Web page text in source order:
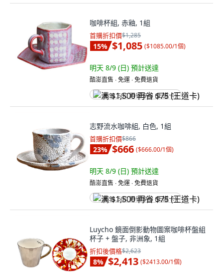
咖啡杯組, 赤釉, 1組
首購折扣價$1,285
15% $1,085 ($1085.00/1個)
明天 8/9 (日) 預計送達
酷澎直售 ∙ 免運 ∙ 免費退貨
满 $1,500 再省 $75 (王道卡)
志野流水咖啡組, 白色, 1組
首購折扣價$866
23% $666 ($666.00/1個)
明天 8/9 (日) 預計送達
酷澎直售 ∙ 免運 ∙ 免費退貨
满 $1,500 再省 $75 (王道卡)
Luycho 鏡面倒影動物圖案咖啡杯盤組
杯子 + 盤子, 非洲象, 1組
折扣後價格$2,623
8% $2,413 ($2413.00/1個)